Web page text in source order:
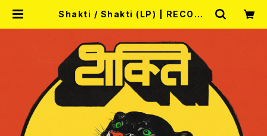
Shakti / Shakti (LP) | RECORD